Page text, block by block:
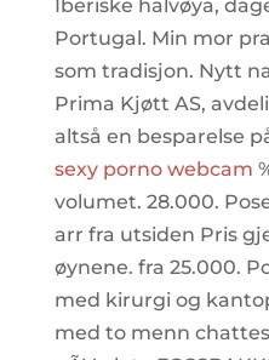
Iberiske halvøya,
Portugal. Min mor
som tradisjon. Nytt
Prima Kjøtt AS,
altså en besparelse
sexy porno webcam
volumet. 28.000.
arr fra utsiden Pris
øynene. fra 25.000.
med kirurgi og
med to menn